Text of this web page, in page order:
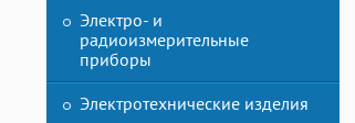
Электро- и
радиоизмерительные
приборы
Электротехнические изделия